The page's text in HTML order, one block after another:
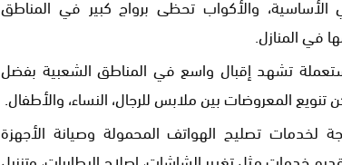
الأساسية، والأكواب تحظى برواج كبير في المناطق
في المنازل.
تشهد إقبال واسع في المناطق الشعبية بفضل
المعروضات بين ملابس للرجال، النساء، والأطفال.
لخدمات تصليح الهواتف المحمولة وصيانة الأجهزة